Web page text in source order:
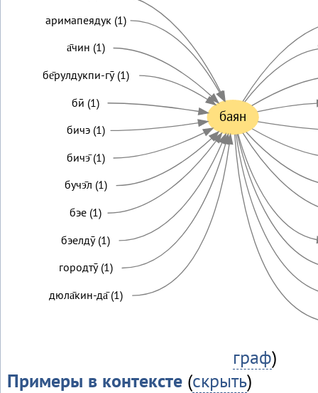
баян
аримапеядук (1)
а̄чин (1)
бе̄рулдукпи-гӯ (1)
бӣ (1)
бичэ (1)
бичэ̄ (1)
бучэ̄л (1)
бэе (1)
бэелдӯ (1)
городтӯ (1)
дюла̄кин-да̄ (1)
граф)
Примеры в контексте(скрыть)